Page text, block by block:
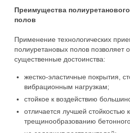
Преимущества
полов
Применение технологических
полиуретановых полов позволяет
существенные достоинства:
жестко-эластичные покрытия,
вибрационным нагрузкам;
стойкое к воздействию
отличается лучшей
трещинообразованию